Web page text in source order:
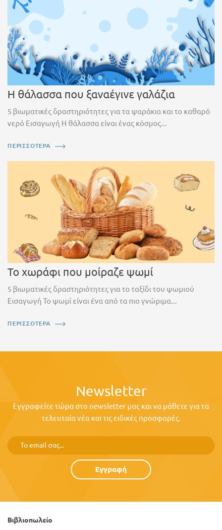
Η θάλασσα που ξαναέγινε γαλάζια
5 βιωματικές δραστηριότητες για τα ψαράκια και το καθαρό
νερό Εισαγωγή Η θάλασσα είναι ένας κόσμος...
ΠΕΡΙΣΣΟΤΕΡΑ
Το χωράφι που μοίραζε ψωμί
5 βιωματικές δραστηριότητες για το ταξίδι του ψωμιού
Εισαγωγή Το ψωμί είναι ένα από τα πιο γνώριμα...
ΠΕΡΙΣΣΟΤΕΡΑ
Newsletter
Εγγραφείτε τώρα στο newsletter μας και να μάθετε για τα
τελευταία νέα και τις ειδικές προσφορές.
Εγγραφή
Βιβλιοπωλείο